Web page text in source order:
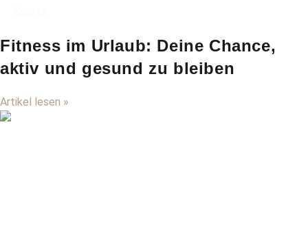
Fitness im Urlaub: Deine Chance,
aktiv und gesund zu bleiben
Artikel lesen »